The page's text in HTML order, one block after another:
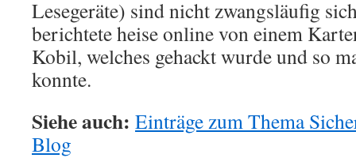
Lesegeräte) sind nicht zwangsläufig
berichtete heise online von einem
Kobil, welches gehackt wurde und so
konnte.
Siehe auch: Einträge zum Thema
Blog